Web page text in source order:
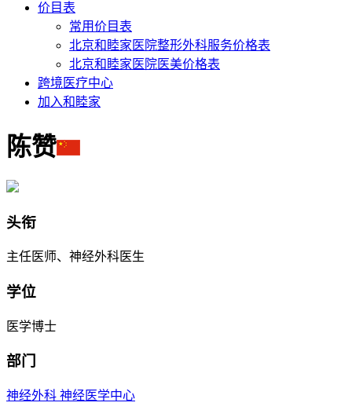
价目表
常用价目表
北京和睦家医院整形外科服务价格表
北京和睦家医院医美价格表
跨境医疗中心
加入和睦家
陈赞
头衔
主任医师、神经外科医生
学位
医学博士
部门
神经外科 神经医学中心